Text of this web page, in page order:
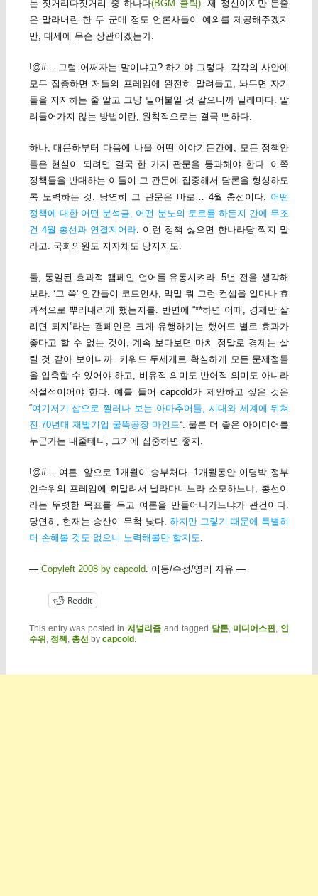
는짓거리다짓거리 중 하나다(BGM 클릭). 제 정신이지만 돈줄
은 말라버린 한 두 군데 정도 언론사들이 예외를 제공해주겠지
만, 대세에 무슨 상관이겠는가.
!@#… 그럼 어쩌자는 말이냐고? 하기야 그렇다. 각각의 사안에
모두 집중하면 저들의 프레임에 완전히 말려들고, 놔두면 자기
들을 지지하는 줄 알고 그냥 밀어붙일 것 같으니까 딜레마다. 말
려들어가지 않는 방법이란, 원칙적으로는 결국 뻔하다.
하나, 대운하부터 다음에 나올 어떤 이야기든간에, 모든 정책안
들은 현실이 되려면 결국 한 가지 관문을 통과해야 한다. 이쪽
정책들을 반대하는 이들이 그 관문에 집중해서 담론을 형성하도
록 노력하는 것. 당연히 그 관문은 바로… 4월 총선이다. 어떤
정책에 대한 어떤 분석글, 어떤 분노의 토로를 하든지 간에 무조
건 4월 총선과 연결지어라. 이런 정책 싫으면 한나라당 찍지 말
라고. 국회의원도 지자체도 당지지도.
둘, 통일된 효과적 캠페인 언어를 유통시켜라. 5년 전을 생각해
보라. ‘그 쪽’ 인간들이 코드인사, 막말 뭐 그런 컨셉을 얼마나 효
과적으로 뿌리내리게 했는지를. 반면에 “**하면 어때, 경제만 살
리면 되지”라는 캠페인은 크게 유행하기는 했어도 별로 효과가
좋다고 할 수 없는 것이, 계속 보다보면 마치 정말로 경제는 살
릴 것 같아 보이니까. 키워드 두세개로 확실하게 모든 문제점들
을 압축할 수 있어야 하고, 비유적 의미도 반어적 의미도 아니라
직설적이어야 한다. 예를 들어 capcold가 제안하고 싶은 것은
“여기저기 삽으로 찔러나 보는 아마추어들, 시대와 세계에 뒤쳐
진 70년대 재벌기업 굴뚝공장 마인드“. 물론 더 좋은 아이디어를
누군가는 내줄테니, 그거에 집중하면 좋지.
!@#… 여튼. 앞으로 1개월이 승부처다. 1개월동안 이명박 정부
인수위의 프레임에 휘말려서 날라다니느라 소모하느냐, 총선이
라는 뚜렷한 목표를 두고 여론을 만들어나가느냐가 관건이다.
당연히, 현재는 승산이 무척 낮다. 하지만 그렇기 때문에 특별히
더 손해볼 것도 없으니 노력해볼만 할지도.
— Copyleft 2008 by capcold. 이동/수정/영리 자유 —
Reddit
This entry was posted in 저널리즘 and tagged 담론, 미디어스핀
인
수위 정책 총선 by capcold.